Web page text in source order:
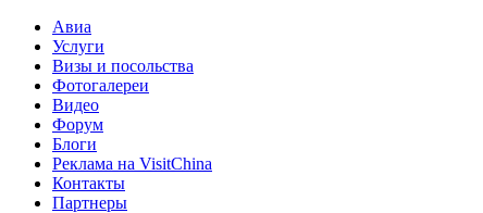
Авиа
Услуги
Визы и посольства
Фотогалереи
Видео
Форум
Блоги
Реклама на VisitChina
Контакты
Партнеры